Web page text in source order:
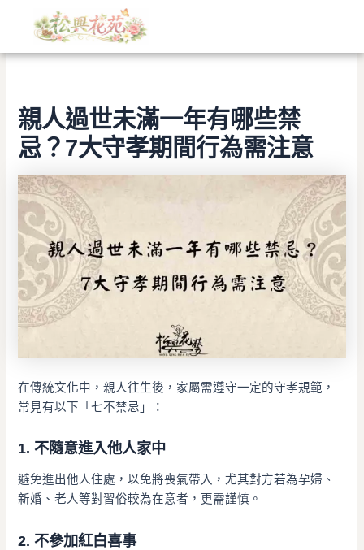
類
親人過世未滿一年有哪些禁
忌？7大守孝期間行為需注意
在傳統文化中，親人往生後，家屬需遵守一定的守孝規範，
常見有以下「七不禁忌」：
1. 不隨意進入他人家中
避免進出他人住處，以免將喪氣帶入，尤其對方若為孕婦、
新婚、老人等對習俗較為在意者，更需謹慎。
2. 不參加紅白喜事